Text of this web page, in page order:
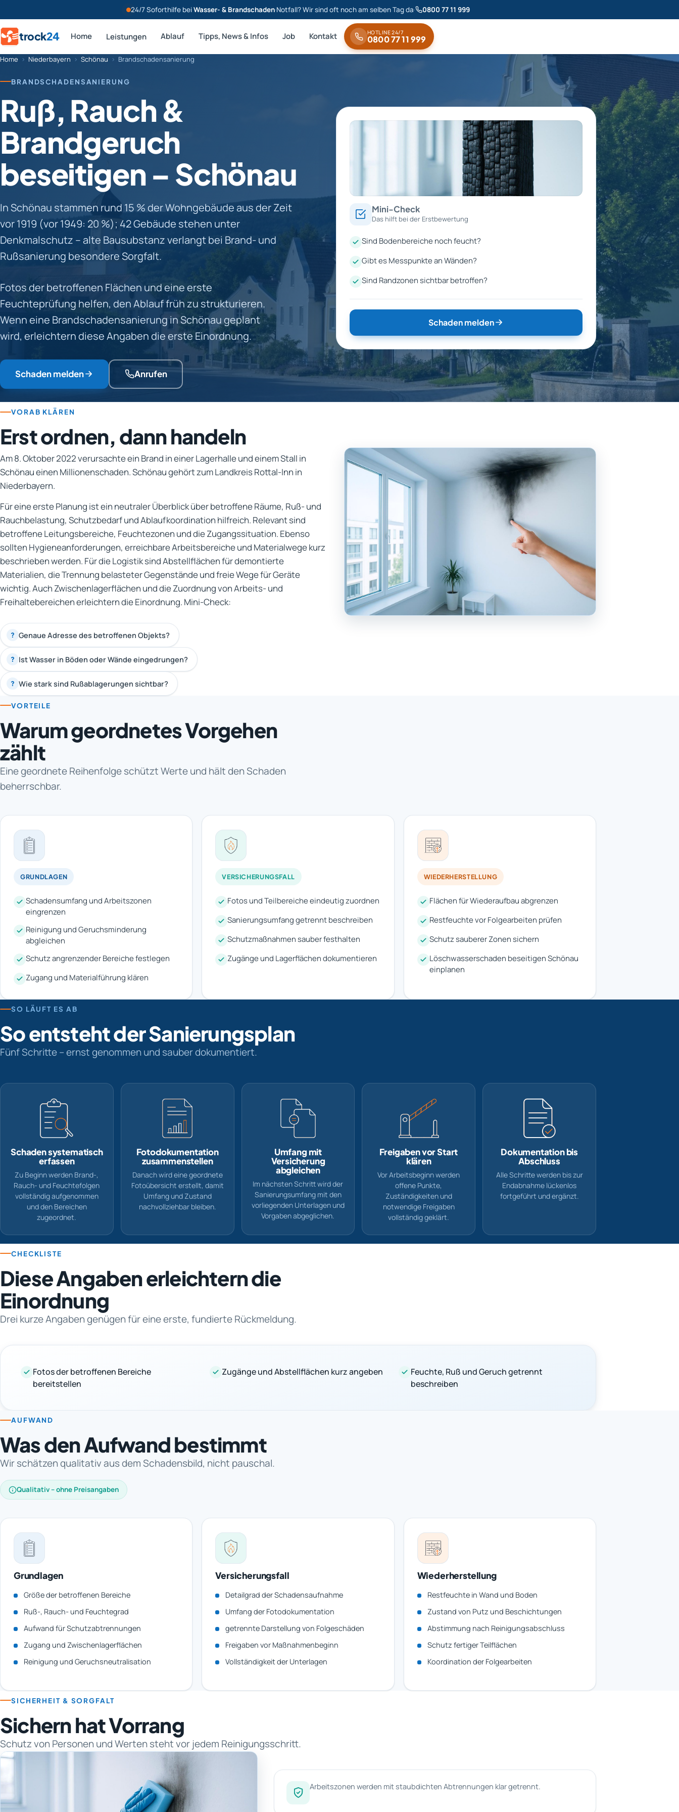
24/7 Soforthilfe beiWasser- & Brandschaden·Notfall? Wir sind oft noch am selben Tag da· 0800 77 11 999
trock24 Home Leistungen Ablauf Tipps, News & Infos Job Kontakt HOTLINE 24/7
0800 77 11 999
Home › Niederbayern › Schönau › Brandschadensanierung
BRANDSCHADENSANIERUNG
Ruß, Rauch &
Brandgeruch
beseitigen – Schönau
In Schönau stammen rund 15 % der Wohngebäude aus der Zeit
vor 1919 (vor 1949: 20 %); 42 Gebäude stehen unter
Denkmalschutz – alte Bausubstanz verlangt bei Brand- und
Rußsanierung besondere Sorgfalt.
Fotos der betroffenen Flächen und eine erste
Feuchteprüfung helfen, den Ablauf früh zu strukturieren.
Wenn eine Brandschadensanierung in Schönau geplant
wird, erleichtern diese Angaben die erste Einordnung.
Schaden melden Anrufen
Mini-Check
Das hilft bei der Erstbewertung
Sind Bodenbereiche noch feucht?
Gibt es Messpunkte an Wänden?
Sind Randzonen sichtbar betroffen?
Schaden melden
VORAB KLÄREN
Erst ordnen, dann handeln
Am 8. Oktober 2022 verursachte ein Brand in einer Lagerhalle und einem Stall in
Schönau einen Millionenschaden. Schönau gehört zum Landkreis Rottal-Inn in
Niederbayern.
Für eine erste Planung ist ein neutraler Überblick über betroffene Räume, Ruß- und
Rauchbelastung, Schutzbedarf und Ablaufkoordination hilfreich. Relevant sind
betroffene Leitungsbereiche, Feuchtezonen und die Zugangssituation. Ebenso
sollten Hygieneanforderungen, erreichbare Arbeitsbereiche und Materialwege kurz
beschrieben werden. Für die Logistik sind Abstellflächen für demontierte
Materialien, die Trennung belasteter Gegenstände und freie Wege für Geräte
wichtig. Auch Zwischenlagerflächen und die Zuordnung von Arbeits- und
Freihaltebereichen erleichtern die Einordnung. Mini-Check:
? Genaue Adresse des betroffenen Objekts?
? Ist Wasser in Böden oder Wände eingedrungen?
? Wie stark sind Rußablagerungen sichtbar?
VORTEILE
Warum geordnetes Vorgehen
zählt
Eine geordnete Reihenfolge schützt Werte und hält den Schaden
beherrschbar.
GRUNDLAGEN
Schadensumfang und Arbeitszonen
eingrenzen
Reinigung und Geruchsminderung
abgleichen
Schutz angrenzender Bereiche festlegen
Zugang und Materialführung klären
VERSICHERUNGSFALL
Fotos und Teilbereiche eindeutig zuordnen
Sanierungsumfang getrennt beschreiben
Schutzmaßnahmen sauber festhalten
Zugänge und Lagerflächen dokumentieren
WIEDERHERSTELLUNG
Flächen für Wiederaufbau abgrenzen
Restfeuchte vor Folgearbeiten prüfen
Schutz sauberer Zonen sichern
Löschwasserschaden beseitigen Schönau
einplanen
SO LÄUFT ES AB
So entsteht der Sanierungsplan
Fünf Schritte – ernst genommen und sauber dokumentiert.
Schaden systematisch
erfassen
Zu Beginn werden Brand-,
Rauch- und Feuchtefolgen
vollständig aufgenommen
und den Bereichen
zugeordnet.
Fotodokumentation
zusammenstellen
Danach wird eine geordnete
Fotoübersicht erstellt, damit
Umfang und Zustand
nachvollziehbar bleiben.
Umfang mit
Versicherung
abgleichen
Im nächsten Schritt wird der
Sanierungsumfang mit den
vorliegenden Unterlagen und
Vorgaben abgeglichen.
Freigaben vor Start
klären
Vor Arbeitsbeginn werden
offene Punkte,
Zuständigkeiten und
notwendige Freigaben
vollständig geklärt.
Dokumentation bis
Abschluss
Alle Schritte werden bis zur
Endabnahme lückenlos
fortgeführt und ergänzt.
CHECKLISTE
Diese Angaben erleichtern die
Einordnung
Drei kurze Angaben genügen für eine erste, fundierte Rückmeldung.
Fotos der betroffenen Bereiche
bereitstellen
Zugänge und Abstellflächen kurz angeben
Feuchte, Ruß und Geruch getrennt
beschreiben
AUFWAND
Was den Aufwand bestimmt
Wir schätzen qualitativ aus dem Schadensbild, nicht pauschal.
Qualitativ – ohne Preisangaben
Grundlagen
Größe der betroffenen Bereiche
Ruß-, Rauch- und Feuchtegrad
Aufwand für Schutzabtrennungen
Zugang und Zwischenlagerflächen
Reinigung und Geruchsneutralisation
Versicherungsfall
Detailgrad der Schadensaufnahme
Umfang der Fotodokumentation
getrennte Darstellung von Folgeschäden
Freigaben vor Maßnahmenbeginn
Vollständigkeit der Unterlagen
Wiederherstellung
Restfeuchte in Wand und Boden
Zustand von Putz und Beschichtungen
Abstimmung nach Reinigungsabschluss
Schutz fertiger Teilflächen
Koordination der Folgearbeiten
SICHERHEIT & SORGFALT
Sichern hat Vorrang
Schutz von Personen und Werten steht vor jedem Reinigungsschritt.
Arbeitszonen werden mit staubdichten Abtrennungen klar getrennt.